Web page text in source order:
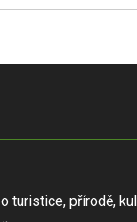
turistice, přírodě,